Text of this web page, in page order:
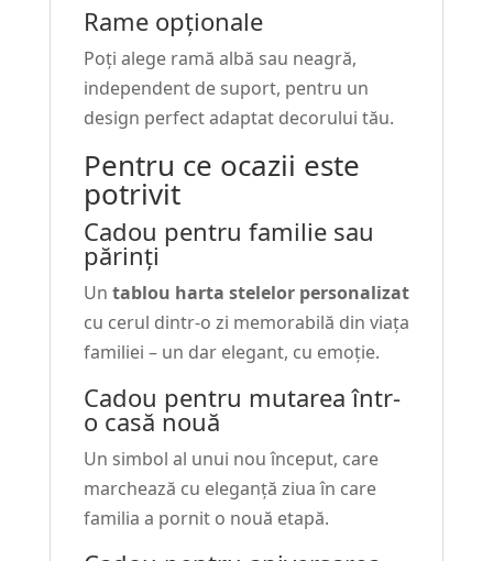
Rame opționale
Poți alege ramă albă sau neagră,
independent de suport, pentru un
design perfect adaptat decorului tău.
Pentru ce ocazii este
potrivit
Cadou pentru familie sau
părinți
Un tablou harta stelelor personalizat
cu cerul dintr-o zi memorabilă din viața
familiei – un dar elegant, cu emoție.
Cadou pentru mutarea într-
o casă nouă
Un simbol al unui nou început, care
marchează cu eleganță ziua în care
familia a pornit o nouă etapă.